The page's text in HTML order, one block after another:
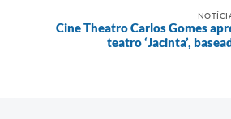
Cine Theatro Carlos Gomes
teatro ‘Jacinta’,